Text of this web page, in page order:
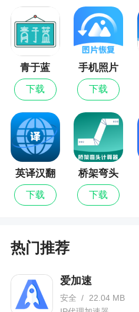
单机模式主要用于捕
如，它非常适合户外风景
物体的3D照片。
5.我是一名3D摄影师
装备/ 3D MPO图片，您的
么？
Camarada可以将
入您现有的3D图片，并将
的摆动图），全息图（“倾
计算机视觉算法，可将您
整到任何其他3D软件无法
印。
6.应用程序中“3D框架”
“3D框架”是这个3D
青于蓝
下载
手机照片
恢复
下载
英译汉翻
译器
下载
桥架弯头
计算器
下载
热门推荐
爱加速
安全 /
22.04 MB